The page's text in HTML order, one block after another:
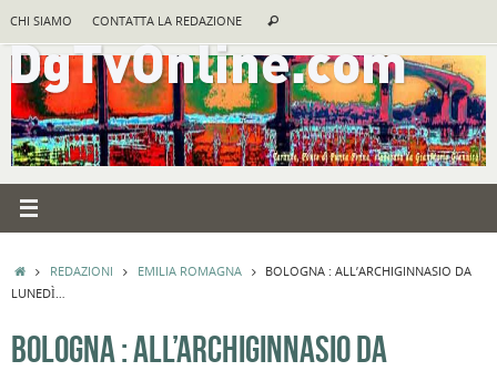
contenuto
CHI SIAMO CONTATTA LA REDAZIONE Cerca
HOMEREDAZIONI EMILIA ROMAGNA
BOLOGNA : ALL’ARCHIGINNASIO DA
LUNEDÌ…
BOLOGNA : ALL’ARCHIGINNASIO DA